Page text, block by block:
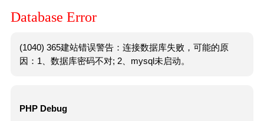
Database Error
(1040) 365建站错误警告：连接数据库失败，可能的原
因：1、数据库密码不对; 2、mysql未启动。
PHP Debug